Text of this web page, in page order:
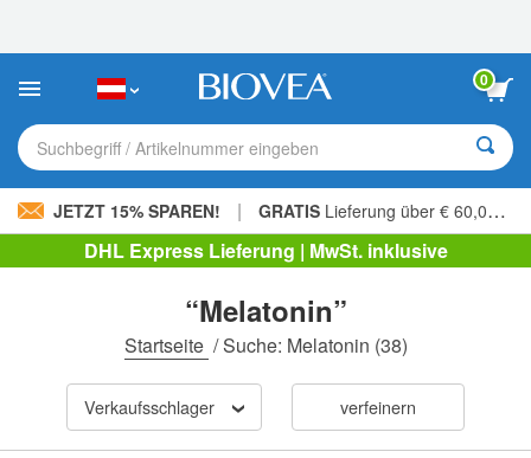
Sie:
Website
ein
Barrierefreiheitssystem.
0
Suchbegriff / Artikelnummer eingeben
JETZT 15% SPAREN! | GRATIS Lieferung über € 60,00 »
DHL Express Lieferung | MwSt. inklusive
“Melatonin”
Startseite /Suche: Melatonin (38)
Verkaufsschlager verfeinern